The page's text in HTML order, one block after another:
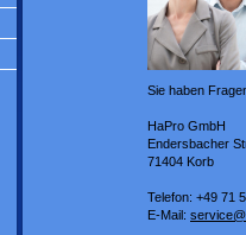
Sie haben
HaPro GmbH
Endersbacher
71404 Korb
Telefon: +49 71
E-Mail: